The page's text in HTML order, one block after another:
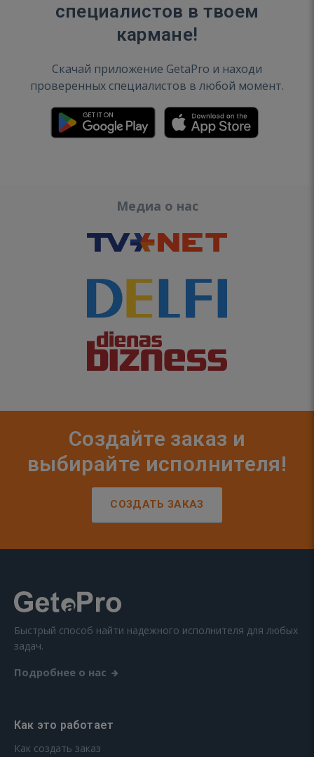
специалистов в твоем
кармане!
Скачай приложение GetaPro и находи
проверенных специалистов в любой момент.
Медиа о нас
Создайте заказ и
выбирайте исполнителя!
СОЗДАТЬ ЗАКАЗ
Быстрый способ найти надежного исполнителя для любых
задач.
Подробнее о нас
Как это работает
Как создать заказ